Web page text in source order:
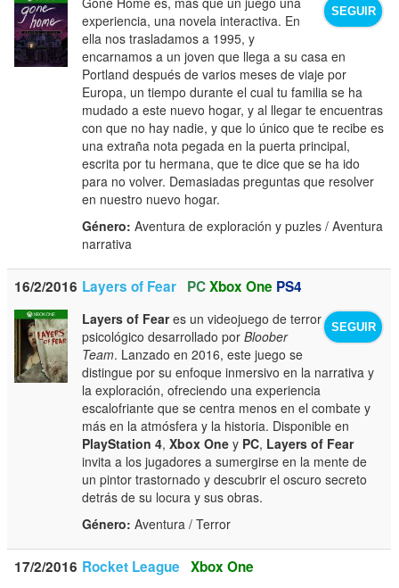
SEGUIR
experiencia, una novela interactiva. En
ella nos trasladamos a 1995, y
encarnamos a un joven que llega a su casa en
Portland después de varios meses de viaje por
Europa, un tiempo durante el cual tu familia se ha
mudado a este nuevo hogar, y al llegar te encuentras
con que no hay nadie, y que lo único que te recibe es
una extraña nota pegada en la puerta principal,
escrita por tu hermana, que te dice que se ha ido
para no volver. Demasiadas preguntas que resolver
en nuestro nuevo hogar.
Género: Aventura de exploración y puzles / Aventura
narrativa
16/2/2016 Layers of Fear PCXbox One PS4
SEGUIR
Layers of Feares un videojuego de terror
psicológico desarrollado porBloober
Team. Lanzado en 2016, este juego se
distingue por su enfoque inmersivo en la narrativa y
la exploración, ofreciendo una experiencia
escalofriante que se centra menos en el combate y
más en la atmósfera y la historia. Disponible en
PlayStation 4,Xbox One y PC, Layers of Fear
invita a los jugadores a sumergirse en la mente de
un pintor trastornado y descubrir el oscuro secreto
detrás de su locura y sus obras.
Género: Aventura / Terror
17/2/2016 Rocket League Xbox One